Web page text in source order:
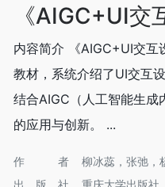
《AIGC+UI交
内容简介 《AIGC+UI交互
教材，系统介绍了UI交互
结合AIGC（人工智能生成
的应用与创新。 ...
作者
柳冰蕊，张弛，
出版社
重庆大学出版社